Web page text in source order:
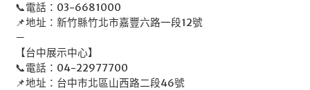
📞電話：03-6681000
📌地址：新竹縣竹北市嘉豐六路一段12號
－
【台中展示中心】
📞電話：04-22977700
📌地址：台中市北區山西路二段46號